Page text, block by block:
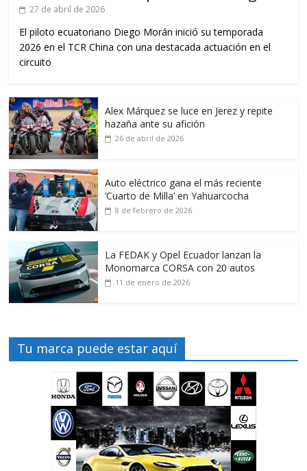
27 de abril de 2026
El piloto ecuatoriano Diego Morán inició su temporada
2026 en el TCR China con una destacada actuación en el
circuito
Alex Márquez se luce en Jerez y repite
hazaña ante su afición
26 de abril de 2026
Auto eléctrico gana el más reciente
‘Cuarto de Milla’ en Yahuarcocha
8 de febrero de 2026
La FEDAK y Opel Ecuador lanzan la
Monomarca CORSA con 20 autos
11 de enero de 2026
Tu marca puede estar aquí